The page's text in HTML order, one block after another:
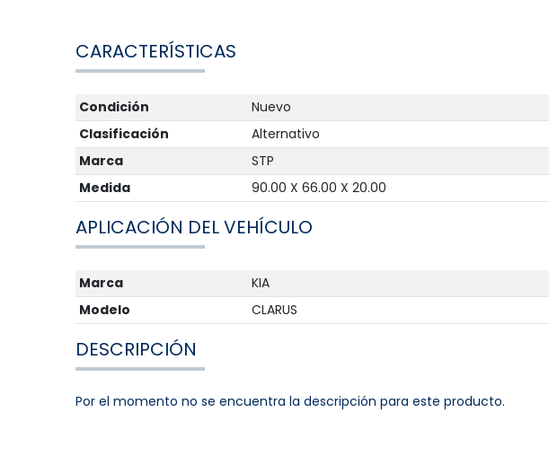
CARACTERÍSTICAS
Condición
Nuevo
Clasificación
Alternativo
Marca
STP
Medida
90.00 X 66.00 X 20.00
APLICACIÓN DEL VEHÍCULO
Marca
KIA
Modelo
CLARUS
DESCRIPCIÓN
Por el momento no se encuentra la descripción para este producto.